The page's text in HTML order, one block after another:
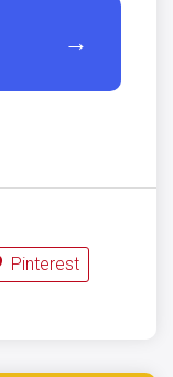
→
Pinterest